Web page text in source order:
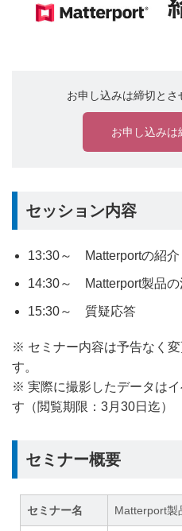
お申し込みは締切とさ
お申し込みは
セッション内容
13:30～ Matterportの紹介
14:30～ Matterport製品の
15:30～ 質疑応答
※ セミナー内容は予告なく
す。
※ 実際に撮影したデータは
す（閲覧期限：3月30日迄）
セミナー概要
セミナー名 Matterport製